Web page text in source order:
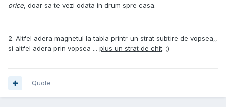
orice, doar sa te vezi odata in drum spre casa.
2. Altfel adera magnetul la tabla printr-un strat subtire de vopsea,,
si altfel adera prin vopsea ... plus un strat de chit. ;)
Quote